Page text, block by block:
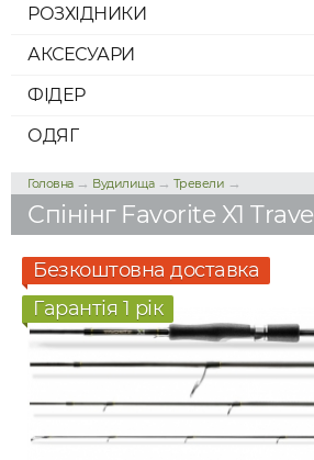
РОЗХІДНИКИ
АКСЕСУАРИ
ФІДЕР
ОДЯГ
Головна→ Вудилища→ Тревели →
Спінінг Favorite X1 Travel
Безкоштовна доставка
Гарантія 1 рік